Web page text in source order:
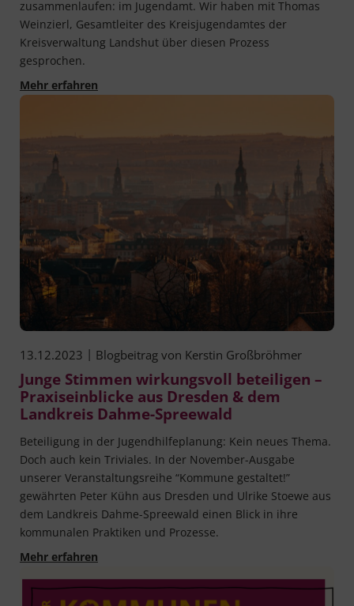
zusammenlaufen: im Jugendamt. Wir haben mit Thomas
Weinzierl, Gesamtleiter des Kreisjugendamtes der
Kreisverwaltung Landshut über diesen Prozess
gesprochen.
Mehr erfahrenHöhere Qualität durch bessere Struktur - Der
13.12.2023 | Blogbeitrag von Kerstin Großbröhmer
Junge Stimmen wirkungsvoll beteiligen –
Praxiseinblicke aus Dresden & dem
Landkreis Dahme-Spreewald
Beteiligung in der Jugendhilfeplanung: Kein neues Thema.
Doch auch kein Triviales. In der November-Ausgabe
unserer Veranstaltungsreihe “Kommune gestaltet!”
gewährten Peter Kühn aus Dresden und Ulrike Stoewe aus
dem Landkreis Dahme-Spreewald einen Blick in ihre
kommunalen Praktiken und Prozesse.
Mehr erfahrenJunge Stimmen wirkungsvoll beteiligen –